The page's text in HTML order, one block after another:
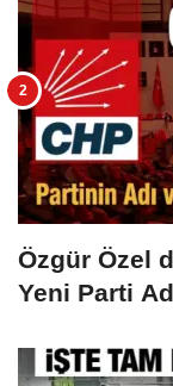
Özgür Özel
Yeni Parti